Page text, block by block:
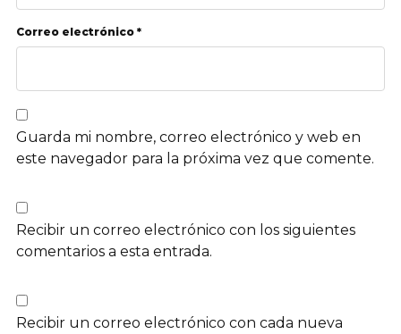
Correo electrónico *
Guarda mi nombre, correo electrónico y web en
este navegador para la próxima vez que comente.
Recibir un correo electrónico con los siguientes
comentarios a esta entrada.
Recibir un correo electrónico con cada nueva